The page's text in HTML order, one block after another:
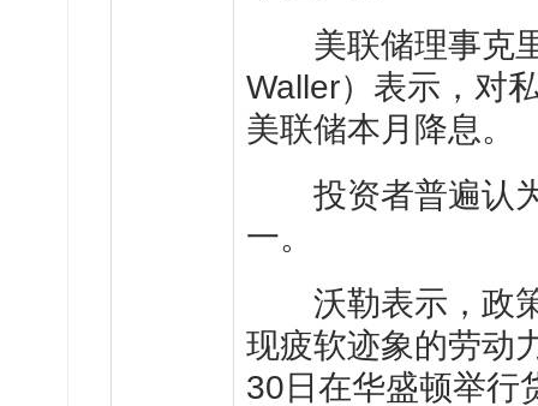
美联储理事克里
Waller）表示，对
美联储本月降息。
投资者普遍认为
一。
沃勒表示，政策
现疲软迹象的劳动
30日在华盛顿举行